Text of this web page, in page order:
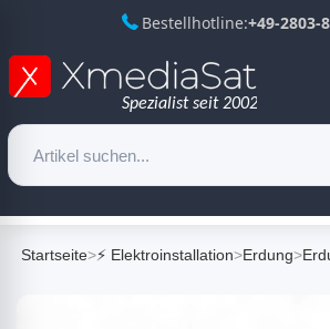
Bestellhotline:+49-2803-
Startseite>⚡ Elektroinstallation>Erdung>